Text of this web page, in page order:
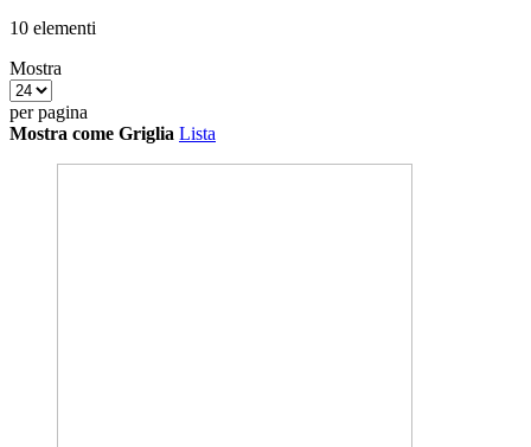
10 elementi
Mostra
per pagina
Mostra come Griglia Lista